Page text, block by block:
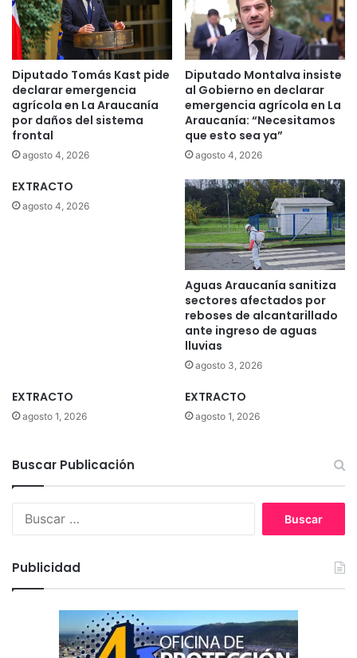
Diputado Tomás Kast pide
declarar emergencia
agrícola en La Araucanía
por daños del sistema
frontal
agosto 4, 2026
Diputado Montalva insiste
al Gobierno en declarar
emergencia agrícola en La
Araucanía: “Necesitamos
que esto sea ya”
agosto 4, 2026
EXTRACTO
agosto 4, 2026
Aguas Araucanía sanitiza
sectores afectados por
reboses de alcantarillado
ante ingreso de aguas
lluvias
agosto 3, 2026
EXTRACTO
agosto 1, 2026
EXTRACTO
agosto 1, 2026
Buscar Publicación
:
Publicidad